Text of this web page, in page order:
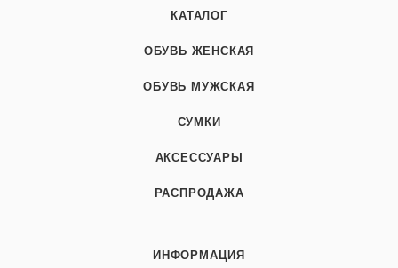
КАТАЛОГ
ОБУВЬ ЖЕНСКАЯ
ОБУВЬ МУЖСКАЯ
СУМКИ
АКСЕССУАРЫ
РАСПРОДАЖА
ИНФОРМАЦИЯ